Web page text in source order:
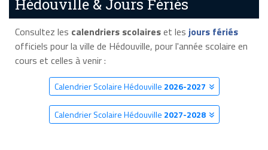
Hédouville & Jours Fériés
Consultez les calendriers scolaireset les jours fériés
officiels pour la ville de Hédouville, pour l'année scolaire en
cours et celles à venir :
Calendrier Scolaire Hédouville 2026-2027
Calendrier Scolaire Hédouville 2027-2028